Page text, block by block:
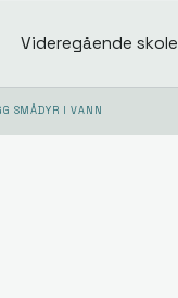
Videregående skole
SMÅDYR I VANN